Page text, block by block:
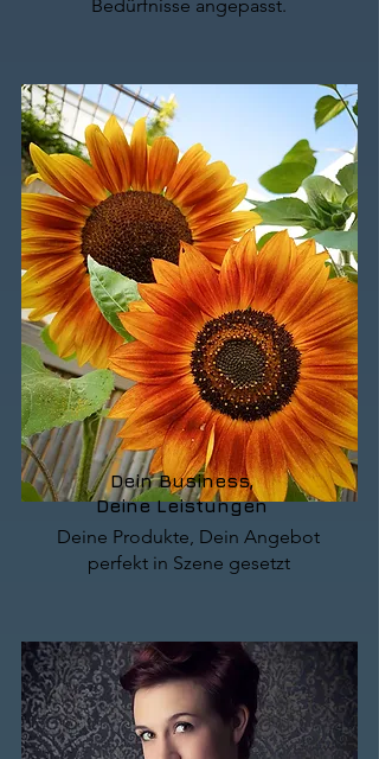
Bedürfnisse angepasst.
Dein Business,
Deine Leistungen
Deine Produkte, Dein Angebot
perfekt in Szene gesetzt